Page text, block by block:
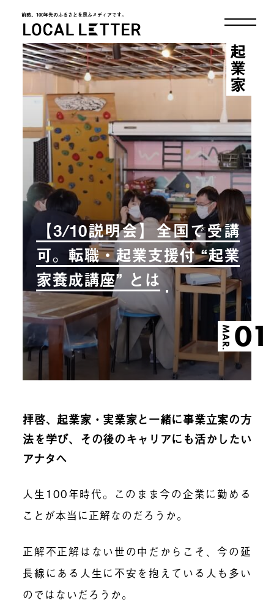
前略、100年先のふるさとを思ふメディアです。
LOCAL LETTER
【3/10説明会】全国で受講
可。転職・起業支援付 “起業
家養成講座” とは
MAR. 01
起業家
拝啓、起業家・実業家と一緒に事業立案の方
法を学び、その後のキャリアにも活かしたい
アナタヘ
人生100年時代。このまま今の企業に勤める
ことが本当に正解なのだろうか。
正解不正解はない世の中だからこそ、今の延
長線にある人生に不安を抱えている人も多い
のではないだろうか。